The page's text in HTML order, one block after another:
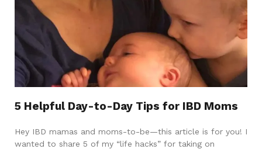
5 Helpful Day-to-Day Tips for IBD Moms
Hey IBD mamas and moms-to-be—this article is for you! I
wanted to share 5 of my “life hacks” for taking on